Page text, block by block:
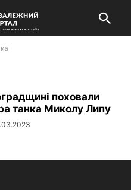
поховали
танка Миколу Липу